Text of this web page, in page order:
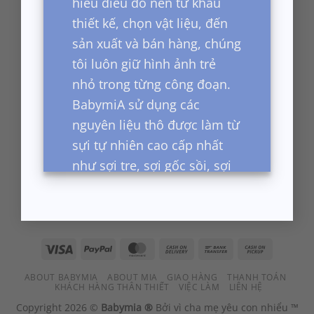
thiết kế, chọn vật liệu, đến
sản xuất và bán hàng, chúng
tôi luôn giữ hình ảnh trẻ
nhỏ trong từng công đoạn.
BabymiA sử dụng các
nguyên liệu thô được làm từ
sựi tự nhiên cao cấp nhất
như sợi tre, sợi gốc sồi, sợi
sợi nano. Chung tôi có các
dòng sản phẩm cho mọi lúc
tắm, nghỉ ngơi, chơi cho đến
dự tiệc.
Kết nối với BabymiA tại mạng xã hội
Visa PayPal MasterCard
Cash
Delivery
Bank
Pickup
ABOUT BABYMIA ABOUT MIA GIAO HÀNG
THANH TOÁN
KHÁCH HÀNG THÂN THIẾT
VIỆC LÀM LIÊN HỆ
Copyright 2026 © Babymia ®Bởi vì cha mẹ yêu con nhiểu ™